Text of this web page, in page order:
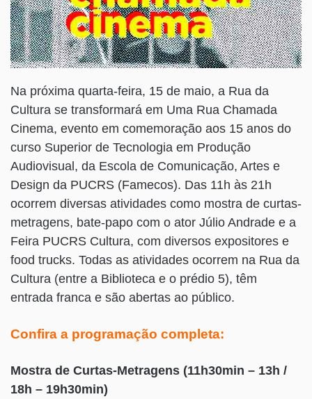
Na próxima quarta-feira, 15 de maio, a Rua da
Cultura se transformará em Uma Rua Chamada
Cinema, evento em comemoração aos 15 anos do
curso Superior de Tecnologia em Produção
Audiovisual, da Escola de Comunicação, Artes e
Design da PUCRS (Famecos). Das 11h às 21h
ocorrem diversas atividades como mostra de curtas-
metragens, bate-papo com o ator Júlio Andrade e a
Feira PUCRS Cultura, com diversos expositores e
food trucks. Todas as atividades ocorrem na Rua da
Cultura (entre a Biblioteca e o prédio 5), têm
entrada franca e são abertas ao público.
Confira a programação completa:
Mostra de Curtas-Metragens (11h30min – 13h /
18h – 19h30min)